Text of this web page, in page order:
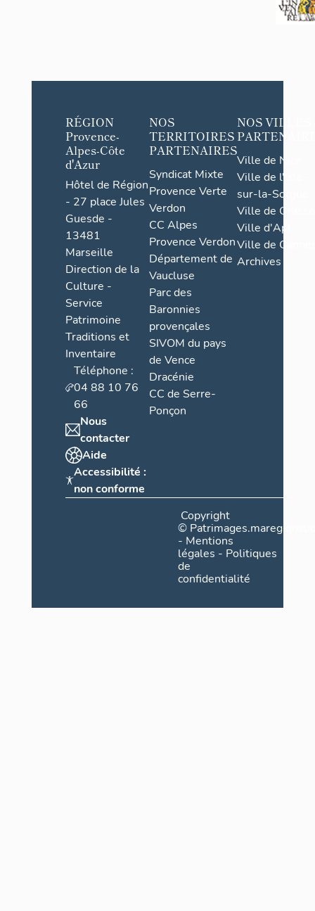
RÉGION
Provence-
Alpes-Côte
d'Azur
Hôtel de Région
- 27 place Jules
Guesde -
13481
Marseille
Direction de la
Culture -
Service
Patrimoine
Traditions et
Inventaire
Téléphone :
04 88 10 76
66
Nous
contacter
Aide
Accessibilité :
non conforme
NOS
TERRITOIRES
PARTENAIRES
Syndicat Mixte
Provence Verte
Verdon
CC Alpes
Provence Verdon
Département de
Vaucluse
Parc des
Baronnies
provençales
SIVOM du pays
de Vence
Dracénie
CC de Serre-
Ponçon
NOS VILLES
Ville de Nice
Ville de l'Isle-
sur-la-Sorgue
Ville de Grasse
Ville d'Apt
Ville de
Archives
Copyright
©
- Mentions
légales - Politiques
de
confidentialité